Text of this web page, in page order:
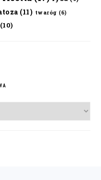
(11) twaróg (6)
(10)